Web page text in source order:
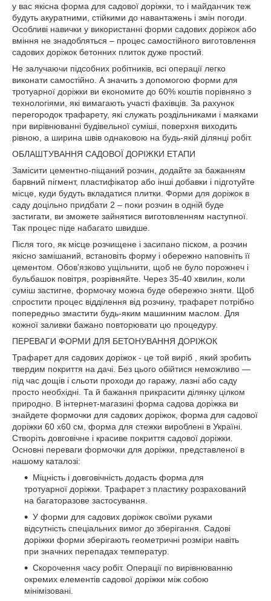
у вас якісна форма для садової доріжки, то і майданчик теж
будуть акуратними, стійкими до навантажень і змін погоди.
Особливі навички у використанні форми садових доріжок або
вміння не знадобляться – процес самостійного виготовлення
садових доріжок бетонних плиток дуже простий.
Не залучаючи підсобних робітників, всі операції легко
виконати самостійно. А значить з допомогою форми для
тротуарної доріжки ви економите до 60% коштів порівняно з
технологіями, які вимагають участі фахівців. За рахунок
перегородок трафарету, які служать роздільниками і маяками
при вирівнюванні будівельної суміші, поверхня виходить
рівною, а ширина швів однаковою на будь-якій ділянці робіт.
ОБЛАШТУВАННЯ САДОВОЇ ДОРІЖКИ ЕТАПИ
Замісити цементно-піщаний розчин, додайте за бажанням
барвний пігмент, пластифікатор або інші добавки і підготуйте
місце, куди будуть вкладатися плитки. Форми для доріжок в
саду доцільно придбати 2 – поки розчин в одній буде
застигати, ви зможете зайнятися виготовленням наступної.
Так процес піде набагато швидше.
Після того, як місце розчищене і засипано піском, а розчин
якісно замішаний, встановіть форму і обережно наповніть її
цементом. Обов'язково ущільнити, щоб не було порожнеч і
бульбашок повітря, розрівняйте. Через 35-40 хвилин, коли
суміш застигне, формочку можна буде обережно зняти. Щоб
спростити процес відділення від розчину, трафарет потрібно
попередньо змастити будь-яким машинним маслом. Для
кожної заливки бажано повторювати цю процедуру.
ПЕРЕВАГИ ФОРМИ ДЛЯ БЕТОНУВАННЯ ДОРІЖОК
Трафарет для садових доріжок - це той виріб , який зробить
твердим покриття на дачі. Без цього обійтися неможливо —
під час дощів і сльоти проходи до гаражу, лазні або саду
просто необхідні. Та й бажання прикрасити ділянку цілком
природно. В інтернет-магазині форма садова доріжка ви
знайдете формочки для садових доріжок, форма для садової
доріжки 60 х60 см, форма для стежки вироблені в Україні.
Створіть довговічне і красиве покриття садової доріжки.
Основні переваги формочки для доріжки, представленої в
нашому каталозі:
Міцність і довговічність додасть форма для
тротуарної доріжки. Трафарет з пластику розрахований
на багаторазове застосування.
У форми для садових доріжок своїми руками
відсутність спеціальних вимог до зберігання. Садові
доріжки форми зберігають геометричні розміри навіть
при значних перепадах температур.
Скорочення часу робіт. Операції по вирівнюванню
окремих елементів садової доріжки між собою
мінімізовані.